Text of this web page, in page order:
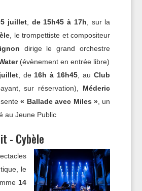
juillet, de 15h45 à 17h , sur la
, le trompettiste et compositeur
dirige le grand orchestre
(évènement en entrée libre)
, de 16h à 16h45 , auClub
sur réservation), Méderic
« Ballade avec Miles » , un
au Jeune Public
- Cybèle
le
14